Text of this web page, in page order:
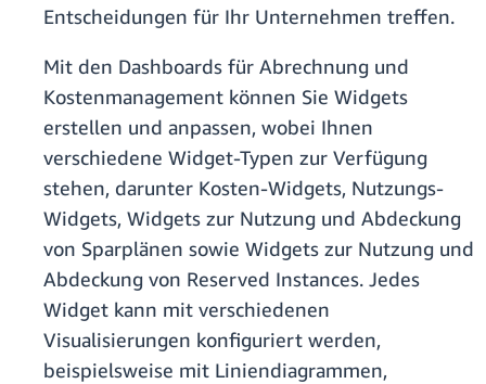
Entscheidungen für Ihr Unternehmen treffen.
Mit den Dashboards für Abrechnung und
Kostenmanagement können Sie Widgets
erstellen und anpassen, wobei Ihnen
verschiedene Widget-Typen zur Verfügung
stehen, darunter Kosten-Widgets, Nutzungs-
Widgets, Widgets zur Nutzung und Abdeckung
von Sparplänen sowie Widgets zur Nutzung und
Abdeckung von Reserved Instances. Jedes
Widget kann mit verschiedenen
Visualisierungen konfiguriert werden,
beispielsweise mit Liniendiagrammen,